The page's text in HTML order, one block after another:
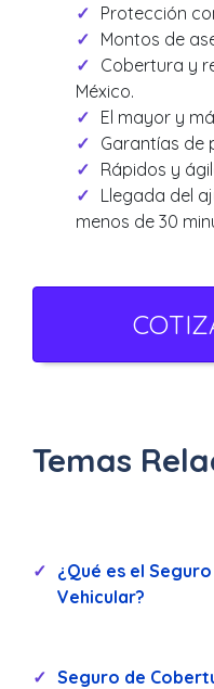
Protección
Montos de
Cobertura y
México.
El mayor y
Garantías de
Rápidos y
Llegada del
menos de 30
Temas
¿Qué es el
Vehicular?
Seguro de